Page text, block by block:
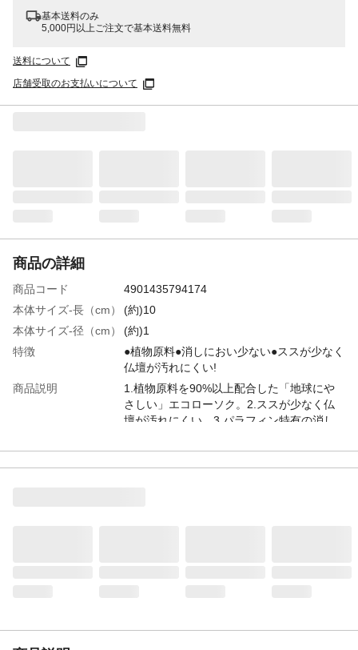
基本送料のみ
5,000円以上ご注文で基本送料無料
送料について
店舗受取のお支払いについて
商品の詳細
商品コード
4901435794174
本体サイズ-長（cm）
(約)10
本体サイズ-径（cm）
(約)1
特徴
●植物原料●消しにおい少ない●ススが少なく
仏壇が汚れにくい!
商品説明
1.植物原料を90%以上配合した「地球にや
さしい」エコローソク。2.ススが少なく仏
壇が汚れにくい。3.パラフィン特有の消し